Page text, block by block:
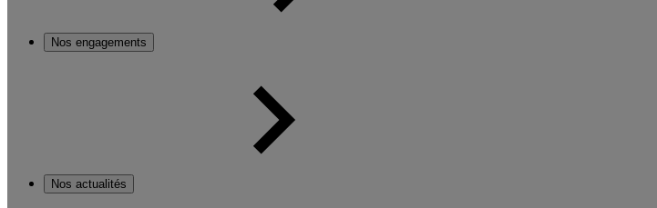
Nos engagements
Nos actualités